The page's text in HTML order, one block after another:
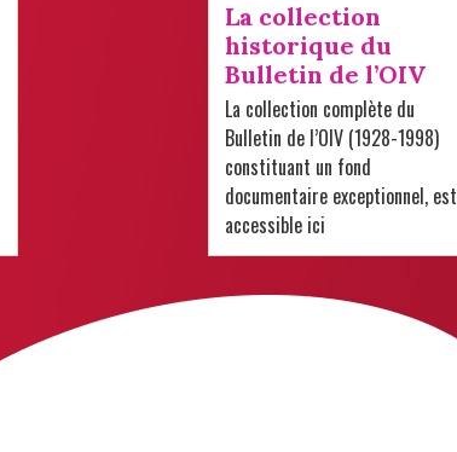
La collection
historique du
Bulletin de l’OIV
La collection complète du
Bulletin de l’OIV (1928-1998)
constituant un fond
documentaire exceptionnel, est
accessible ici